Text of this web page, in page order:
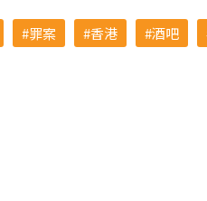
罪案 香港 酒吧